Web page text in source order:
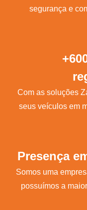
segurança e
Com as soluções
seus veículos em
Presença
Somos uma
possuímos a